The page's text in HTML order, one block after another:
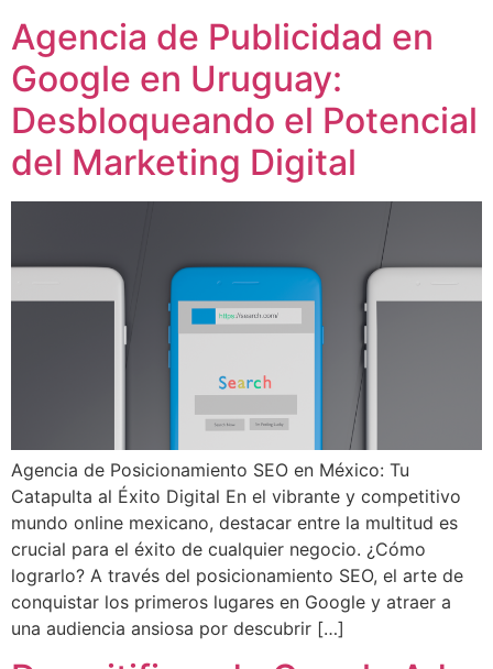
Agencia de Publicidad en
Google en Uruguay:
Desbloqueando el Potencial
del Marketing Digital
Agencia de Posicionamiento SEO en México: Tu
Catapulta al Éxito Digital En el vibrante y competitivo
mundo online mexicano, destacar entre la multitud es
crucial para el éxito de cualquier negocio. ¿Cómo
lograrlo? A través del posicionamiento SEO, el arte de
conquistar los primeros lugares en Google y atraer a
una audiencia ansiosa por descubrir […]